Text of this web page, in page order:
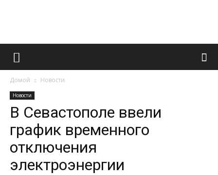
Французский
и
Домой Новости
Новости
В Севастополе ввели
график временного
отключения
электроэнергии